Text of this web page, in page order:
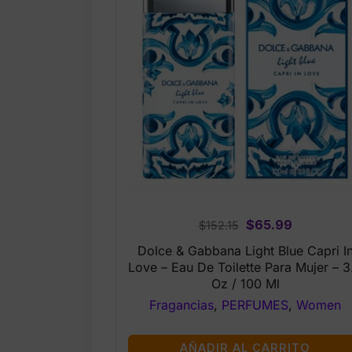
$152.15
Original
price
was:
$152.15.
$65.99Current
price
is:
Dolce & Gabbana Light Blue Capri In
Love – Eau De Toilette Para Mujer –
Oz / 100 Ml
Fragancias, PERFUMES, Women
AÑADIR AL CARRITO